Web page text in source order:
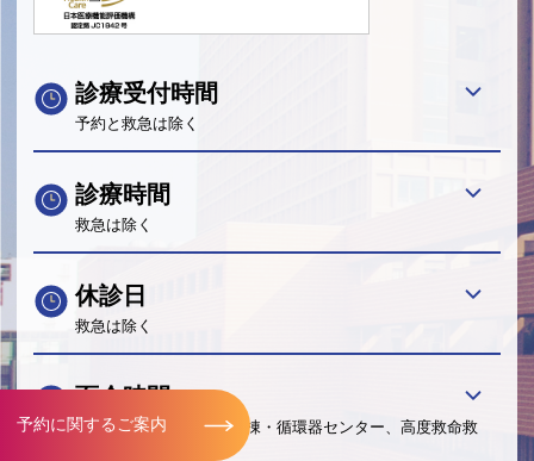
予約に関するご案内
診療受付時間
予約と救急は除く
診療時間
救急は除く
休診日
救急は除く
面会時間
産科・新生児・小児科病棟・循環器センター、高度救命救